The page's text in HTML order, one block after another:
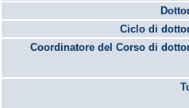
Ciclo di
Coordinatore del Corso di